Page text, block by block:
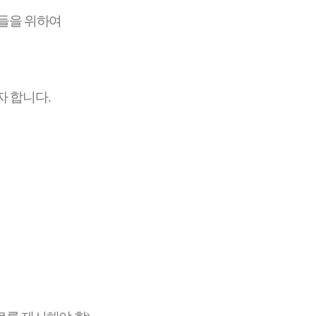
을 위하여
합니다.